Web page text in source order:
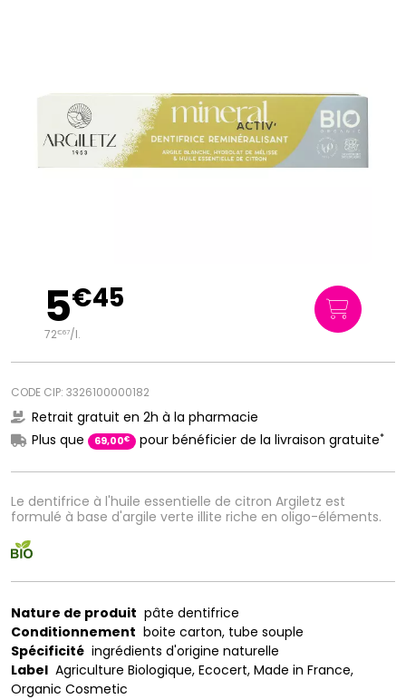
Le dentifrice à l'huile essentielle de citron Argiletz est
formulé à base d'argile verte illite riche en oligo-éléments.
5€45
72€67/l.
CODE CIP: 3326100000182
Retrait gratuit en 2h à la pharmacie
Plus que
69,00€ pour bénéficier de la livraison gratuite*
Nature de produit pâte dentifrice
Conditionnement boite carton, tube souple
Spécificité ingrédients d'origine naturelle
Label Agriculture Biologique, Ecocert, Made in France,
Organic Cosmetic